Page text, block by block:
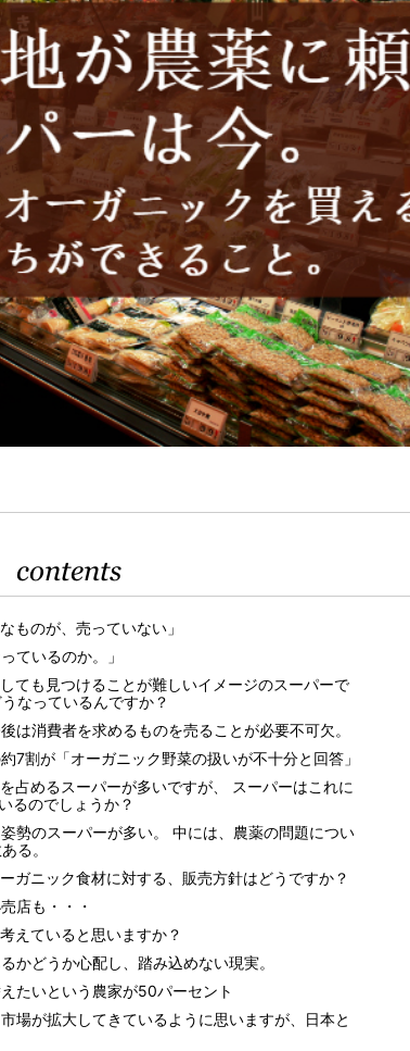
contents
ものが、売っていない」
ているのか。」
ても見つけることが難しいイメージのスーパーで
なっているんですか？
は消費者を求めるものを売ることが必要不可欠。
7割が「オーガニック野菜の扱いが不十分と回答」
占めるスーパーが多いですが、 スーパーはこれに
るのでしょうか？
勢のスーパーが多い。 中には、農薬の問題につい
る。
ガニック食材に対する、販売方針はどうですか？
店も・・・
えていると思いますか？
かどうか心配し、踏み込めない現実。
たいという農家が50パーセント
場が拡大してきているように思いますが、日本と